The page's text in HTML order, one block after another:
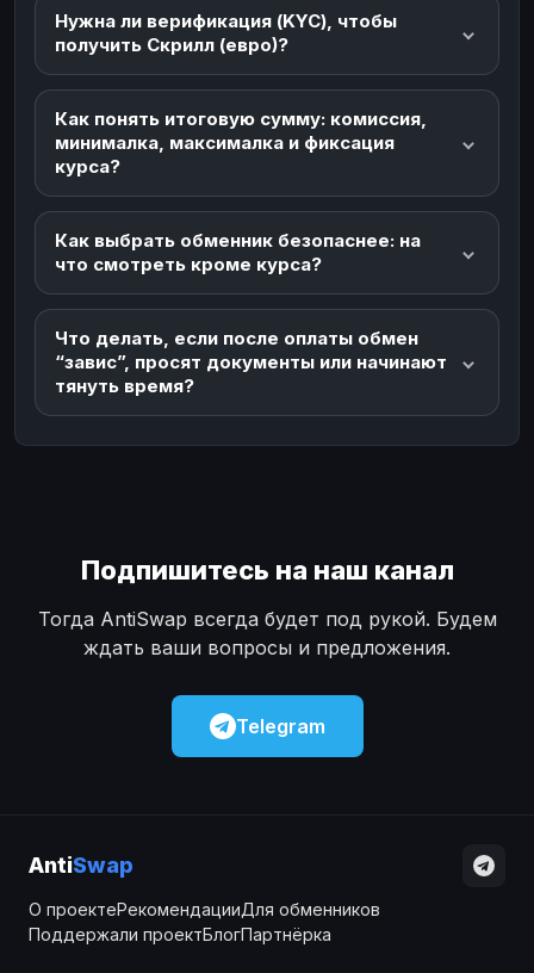
Нужна ли верификация (KYC), чтобы
получить Скрилл (евро)?
Как понять итоговую сумму: комиссия,
минималка, максималка и фиксация
курса?
Как выбрать обменник безопаснее: на
что смотреть кроме курса?
Что делать, если после оплаты обмен
“завис”, просят документы или начинают
тянуть время?
Подпишитесь на наш канал
Тогда AntiSwap всегда будет под рукой. Будем
ждать ваши вопросы и предложения.
Telegram
AntiSwap
О проектеРекомендацииДля обменников
Поддержали проектБлогПартнёрка